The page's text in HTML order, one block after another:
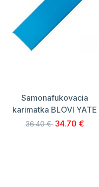
Samonafukovacia
karimatka BLOVI YATE
36.40 € 34.70 €